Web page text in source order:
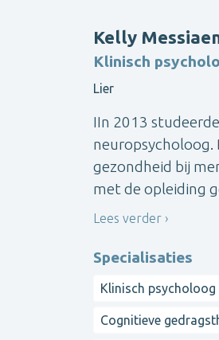
Kelly
Klinisch
Lier
IIn 2013
neuropsycholoog.
gezondheid bij
met de opleiding
Lees verder
Specialisaties
Klinisch psycholoog
Cognitieve